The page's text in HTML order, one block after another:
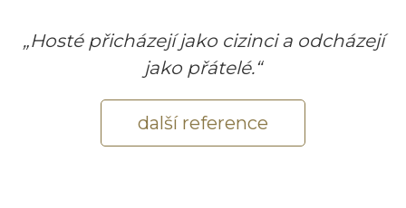
„Hosté přicházejí jako cizinci a odcházejí
jako přátelé.“
další reference